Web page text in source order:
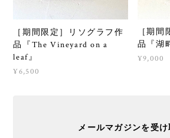
［期間限定］リソグラフ作
品『The Vineyard on a
leaf』
¥6,500
［期
品『湖
¥9,000
メールマガジンを受け